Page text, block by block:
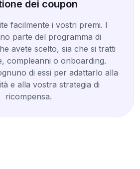
dei coupon
facilmente i vostri premi. I
parte del programma di
avete scelto, sia che si tratti
compleanni o onboarding.
di essi per adattarlo alla
e alla vostra strategia di
ricompensa.